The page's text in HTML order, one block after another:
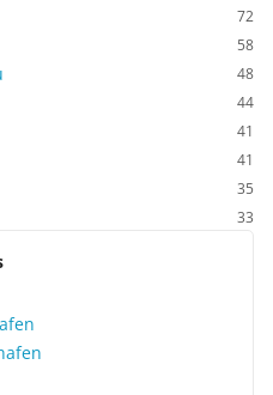
72
58
48
44
41
41
35
33